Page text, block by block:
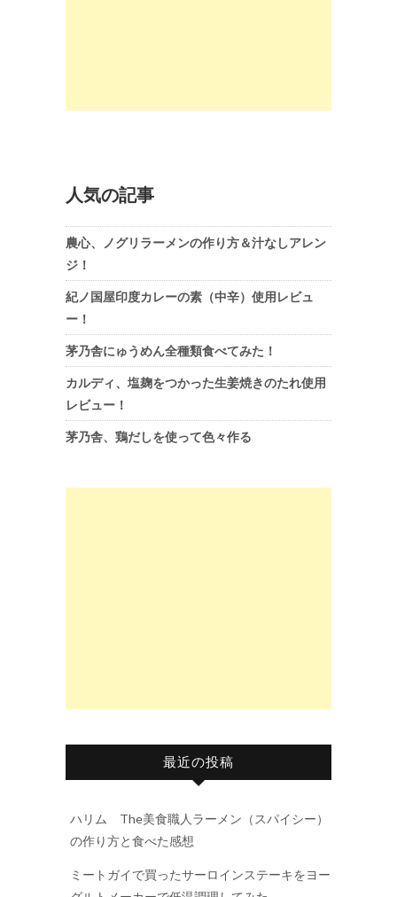
人気の記事
農心、ノグリラーメンの作り方＆汁なしアレン
ジ！
紀ノ国屋印度カレーの素（中辛）使用レビュ
ー！
茅乃舎にゅうめん全種類食べてみた！
カルディ、塩麹をつかった生姜焼きのたれ使用
レビュー！
茅乃舎、鶏だしを使って色々作る
最近の投稿
ハリム The美食職人ラーメン（スパイシー）
の作り方と食べた感想
ミートガイで買ったサーロインステーキをヨー